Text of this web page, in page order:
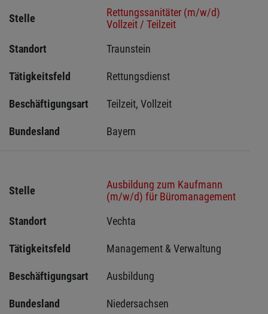
Stelle
Rettungssanitäter (m/w/d)
Vollzeit / Teilzeit
Standort
Traunstein
Tätigkeitsfeld Rettungsdienst
Beschäftigungsart Teilzeit, Vollzeit
Bundesland Bayern
Stelle
Ausbildung zum Kaufmann
(m/w/d) für Büromanagement
Standort
Vechta
Tätigkeitsfeld Management & Verwaltung
Beschäftigungsart Ausbildung
Bundesland Niedersachsen